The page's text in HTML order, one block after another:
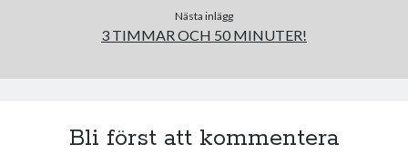
mars 2024
december 2023
Nästa inlägg
3 TIMMAR OCH 50 MINUTER!
Bli först att kommentera